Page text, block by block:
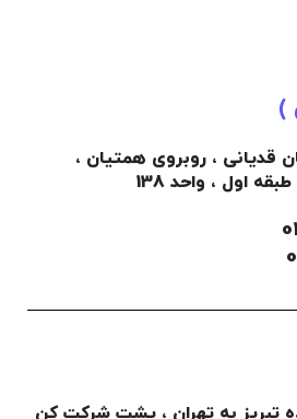
)
قدیانی ، روبروی همتیان ،
اول ، واحد 138
، کیلومتر 22 جاده تبریز به تهران ، پشت شرکت کن